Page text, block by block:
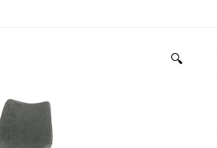
🔍